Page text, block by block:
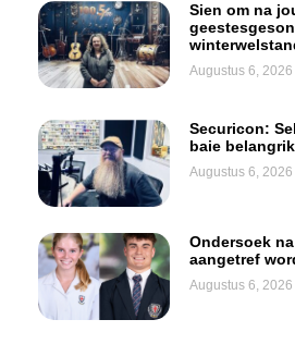
Sien om na
Augustus 6, 2026
Securicon:
baie belangrik
Augustus 6, 2026
Ondersoek
aangetref
Augustus 6, 2026